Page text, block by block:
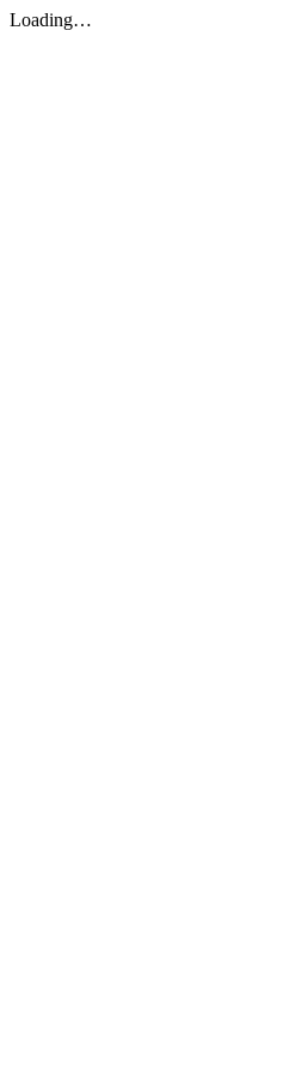
Loading…